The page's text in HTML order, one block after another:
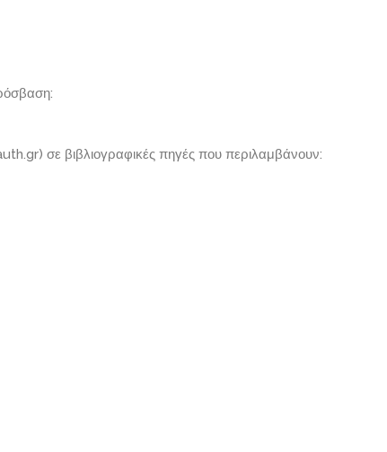
σε βιβλιογραφικές πηγές που περιλαμβάνουν: